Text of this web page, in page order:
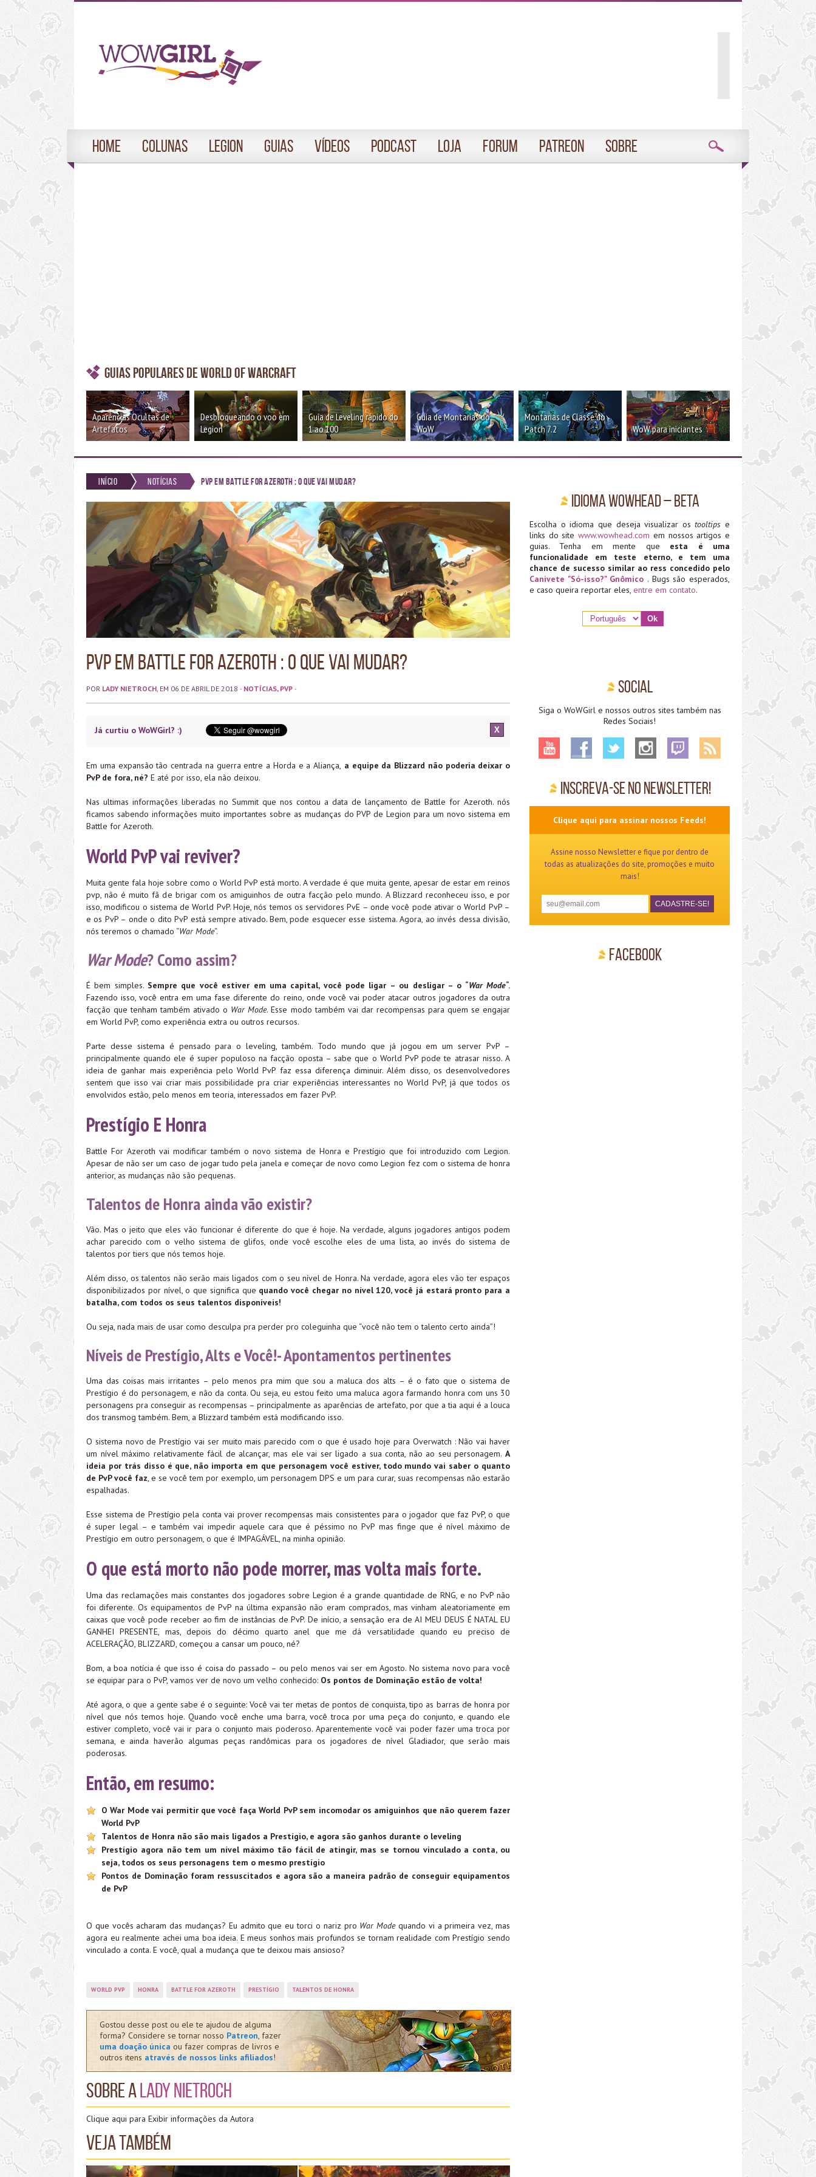
Home Colunas Legion Guias Vídeos Podcast Loja Forum Patreon Sobre
Guias Populares de World of Warcraft
Aparências Ocultas de
Artefatos
Desbloqueando o voo em
Legion
Guia de Leveling rápido do
1 ao 100
Guia de Montarias do
WoW
Montarias de Classe do
Patch 7.2
WoW para iniciantes
Início Notícias PvP em Battle for Azeroth : O que vai mudar?
PvP em Battle for Azeroth : O que vai mudar?
POR LADY NIETROCH, EM 06 DE ABRIL DE 2018 · NOTÍCIAS, PVP ·
Já curtiu o WoWGirl? :) X
Em uma expansão tão centrada na guerra entre a Horda e a Aliança, a equipe da Blizzard não poderia deixar o
PvP de fora, né? E até por isso, ela não deixou.
Nas ultimas informações liberadas no Summit que nos contou a data de lançamento de Battle for Azeroth. nós
ficamos sabendo informações muito importantes sobre as mudanças do PVP de Legion para um novo sistema em
Battle for Azeroth.
World PvP vai reviver?
Muita gente fala hoje sobre como o World PvP está morto. A verdade é que muita gente, apesar de estar em reinos
pvp, não é muito fã de brigar com os amiguinhos de outra facção pelo mundo. A Blizzard reconheceu isso, e por
isso, modificou o sistema de World PvP. Hoje, nós temos os servidores PvE – onde você pode ativar o World PvP –
e os PvP – onde o dito PvP está sempre ativado. Bem, pode esquecer esse sistema. Agora, ao invés dessa divisão,
nós teremos o chamado “War Mode“.
War Mode? Como assim?
É bem simples. Sempre que você estiver em uma capital, você pode ligar – ou desligar – o “War Mode“.
Fazendo isso, você entra em uma fase diferente do reino, onde você vai poder atacar outros jogadores da outra
facção que tenham também ativado o War Mode. Esse modo também vai dar recompensas para quem se engajar
em World PvP, como experiência extra ou outros recursos.
Parte desse sistema é pensado para o leveling, também. Todo mundo que já jogou em um server PvP –
principalmente quando ele é super populoso na facção oposta – sabe que o World PvP pode te atrasar nisso. A
ideia de ganhar mais experiência pelo World PvP faz essa diferença diminuir. Além disso, os desenvolvedores
sentem que isso vai criar mais possibilidade pra criar experiências interessantes no World PvP, já que todos os
envolvidos estão, pelo menos em teoria, interessados em fazer PvP.
Prestígio E Honra
Battle For Azeroth vai modificar também o novo sistema de Honra e Prestígio que foi introduzido com Legion.
Apesar de não ser um caso de jogar tudo pela janela e começar de novo como Legion fez com o sistema de honra
anterior, as mudanças não são pequenas.
Talentos de Honra ainda vão existir?
Vão. Mas o jeito que eles vão funcionar é diferente do que é hoje. Na verdade, alguns jogadores antigos podem
achar parecido com o velho sistema de glifos, onde você escolhe eles de uma lista, ao invés do sistema de
talentos por tiers que nós temos hoje.
Além disso, os talentos não serão mais ligados com o seu nível de Honra. Na verdade, agora eles vão ter espaços
disponibilizados por nível, o que significa que quando você chegar no nível 120, você já estará pronto para a
batalha, com todos os seus talentos disponíveis!
Ou seja, nada mais de usar como desculpa pra perder pro coleguinha que “você não tem o talento certo ainda”!
Níveis de Prestígio, Alts e Você!- Apontamentos pertinentes
Uma das coisas mais irritantes – pelo menos pra mim que sou a maluca dos alts – é o fato que o sistema de
Prestígio é do personagem, e não da conta. Ou seja, eu estou feito uma maluca agora farmando honra com uns 30
personagens pra conseguir as recompensas – principalmente as aparências de artefato, por que a tia aqui é a louca
dos transmog também. Bem, a Blizzard também está modificando isso.
O sistema novo de Prestígio vai ser muito mais parecido com o que é usado hoje para Overwatch : Não vai haver
um nível máximo relativamente fácil de alcançar, mas ele vai ser ligado a sua conta, não ao seu personagem. A
ideia por trás disso é que, não importa em que personagem você estiver, todo mundo vai saber o quanto
de PvP você faz, e se você tem por exemplo, um personagem DPS e um para curar, suas recompensas não estarão
espalhadas.
Esse sistema de Prestígio pela conta vai prover recompensas mais consistentes para o jogador que faz PvP, o que
é super legal – e também vai impedir aquele cara que é péssimo no PvP mas finge que é nível máximo de
Prestígio em outro personagem, o que é IMPAGÁVEL, na minha opinião.
O que está morto não pode morrer, mas volta mais forte.
Uma das reclamações mais constantes dos jogadores sobre Legion é a grande quantidade de RNG, e no PvP não
foi diferente. Os equipamentos de PvP na última expansão não eram comprados, mas vinham aleatoriamente em
caixas que você pode receber ao fim de instâncias de PvP. De início, a sensação era de AI MEU DEUS É NATAL EU
GANHEI PRESENTE, mas, depois do décimo quarto anel que me dá versatilidade quando eu preciso de
ACELERAÇÃO, BLIZZARD, começou a cansar um pouco, né?
Bom, a boa notícia é que isso é coisa do passado – ou pelo menos vai ser em Agosto. No sistema novo para você
se equipar para o PvP, vamos ver de novo um velho conhecido: Os pontos de Dominação estão de volta!
Até agora, o que a gente sabe é o seguinte: Você vai ter metas de pontos de conquista, tipo as barras de honra por
nível que nós temos hoje. Quando você enche uma barra, você troca por uma peça do conjunto, e quando ele
estiver completo, você vai ir para o conjunto mais poderoso. Aparentemente você vai poder fazer uma troca por
semana, e ainda haverão algumas peças randômicas para os jogadores de nível Gladiador, que serão mais
poderosas.
Então, em resumo:
O War Mode vai permitir que você faça World PvP sem incomodar os amiguinhos que não querem fazer
World PvP
Talentos de Honra não são mais ligados a Prestígio, e agora são ganhos durante o leveling
Prestígio agora não tem um nível máximo tão fácil de atingir, mas se tornou vinculado a conta, ou
seja, todos os seus personagens tem o mesmo prestígio
Pontos de Dominação foram ressuscitados e agora são a maneira padrão de conseguir equipamentos
de PvP
O que vocês acharam das mudanças? Eu admito que eu torci o nariz pro War Modequando vi a primeira vez, mas
agora eu realmente achei uma boa ideia. E meus sonhos mais profundos se tornam realidade com Prestígio sendo
vinculado a conta. E você, qual a mudança que te deixou mais ansioso?
WORLD PVP HONRA BATTLE FOR AZEROTH PRESTÍGIO TALENTOS DE HONRA
Gostou desse post ou ele te ajudou de alguma
forma? Considere se tornar nosso Patreon, fazer
uma doação única ou fazer compras de livros e
outros itens através de nossos links afiliados!
Sobre aLady Nietroch
Clique aqui para Exibir informações da Autora
Veja também
Idioma WoWHead – Beta
Escolha o idioma que deseja visualizar ostooltips e
links do sitewww.wowhead.com em nossos artigos e
guias. Tenha em mente que esta é uma
funcionalidade em teste eterno, e tem uma
chance de sucesso similar ao ress concedido pelo
Canivete "Só-isso?" Gnômico . Bugs são esperados,
e caso queira reportar eles, entre em contato.
Social
Siga o WoWGirl e nossos outros sites também nas
Redes Sociais!
Inscreva-se no Newsletter!
Clique aqui para assinar nossos Feeds!
Assine nosso Newsletter e fique por dentro de
todas as atualizações do site, promoções e muito
mais!
Facebook